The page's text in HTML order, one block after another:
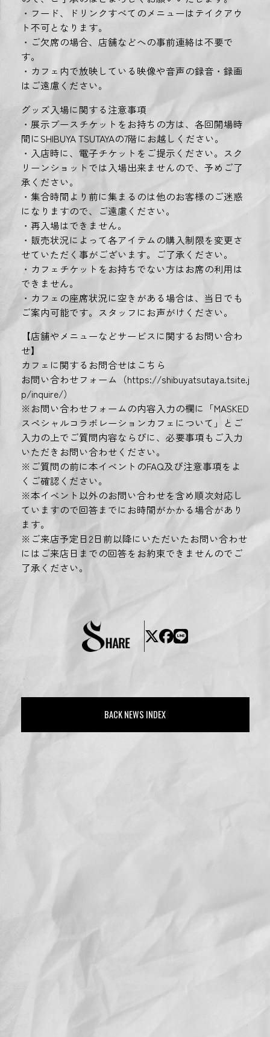
・フード、ドリンクすべてのメニューはテイクアウ
ト不可となります。
・ご欠席の場合、店舗などへの事前連絡は不要で
す。
・カフェ内で放映している映像や音声の録音・録画
はご遠慮ください。
グッズ入場に関する注意事項
・展示ブースチケットをお持ちの方は、各回開場時
間にSHIBUYA TSUTAYAの7階にお越しください。
・入店時に、電子チケットをご提示ください。スク
リーンショットでは入場出来ませんので、予めご了
承ください。
・集合時間より前に集まるのは他のお客様のご迷惑
になりますので、ご遠慮ください。
・再入場はできません。
・販売状況によって各アイテムの購入制限を変更さ
せていただく事がございます。ご了承ください。
・カフェチケットをお持ちでない方はお席の利用は
できません。
・カフェの座席状況に空きがある場合は、当日でも
ご案内可能です。スタッフにお声がけください。
【店舗やメニューなどサービスに関するお問い合わ
せ】
カフェに関するお問合せはこちら
お問い合わせフォーム（https://shibuyatsutaya.tsite.j
p/inquire/）
※お問い合わせフォームの内容入力の欄に「MASKED
スペシャルコラボレーションカフェについて」とご
入力の上でご質問内容ならびに、必要事項もご入力
いただきお問い合わせください。
※ご質問の前に本イベントのFAQ及び注意事項をよ
くご確認ください。
※本イベント以外のお問い合わせを含め順次対応し
ていますので回答までにお時間がかかる場合があり
ます。
※ご来店予定日2日前以降にいただいたお問い合わせ
にはご来店日までの回答をお約束できませんのでご
了承ください。
BACK NEWS INDEX